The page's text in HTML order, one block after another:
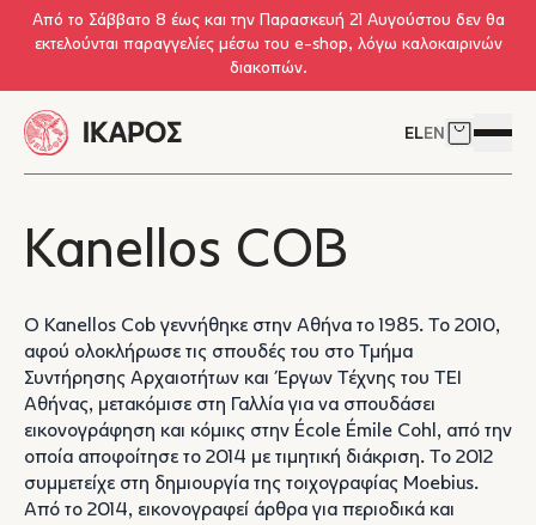
Skip to main content
Από το Σάββατο 8 έως και την Παρασκευή 21 Αυγούστου δεν θα
εκτελούνται παραγγελίες μέσω του e-shop, λόγω καλοκαιρινών
διακοπών.
ELEN Δείτε το
Kanellos COB
Ο Kanellos Cob γεννήθηκε στην Αθήνα το 1985. Το 2010,
αφού ολοκλήρωσε τις σπουδές του στο Τμήμα
Συντήρησης Αρχαιοτήτων και Έργων Τέχνης του ΤΕΙ
Αθήνας, μετακόμισε στη Γαλλία για να σπουδάσει
εικονογράφηση και κόμικς στην École Émile Cohl, από την
οποία αποφοίτησε το 2014 με τιμητική διάκριση. Το 2012
συμμετείχε στη δημιουργία της τοιχογραφίας Μoebius.
Από το 2014, εικονογραφεί άρθρα για περιοδικά και